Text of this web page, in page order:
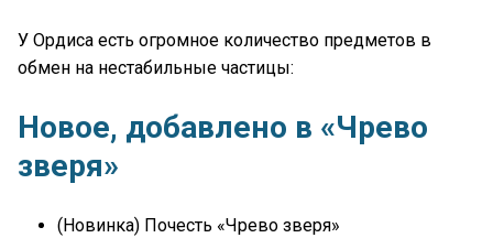
У Ордиса есть огромное количество предметов в
обмен на нестабильные частицы:
Новое, добавлено в «Чрево
зверя»
(Новинка) Почесть «Чрево зверя»